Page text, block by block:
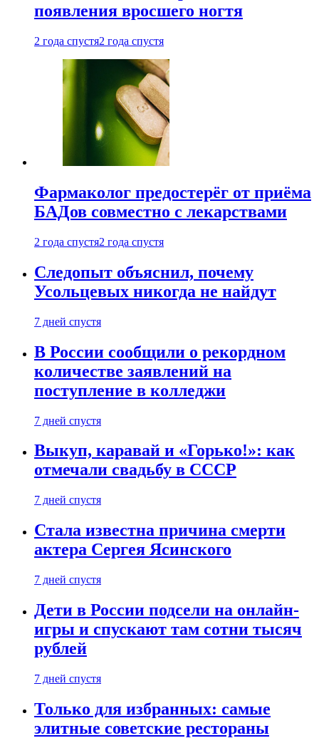
появления вросшего ногтя
2 года спустя2 года спустя
Фармаколог предостерёг от приёма
БАДов совместно с лекарствами
2 года спустя2 года спустя
Следопыт объяснил, почему
Усольцевых никогда не найдут
7 дней спустя
В России сообщили о рекордном
количестве заявлений на
поступление в колледжи
7 дней спустя
Выкуп, каравай и «Горько!»: как
отмечали свадьбу в СССР
7 дней спустя
Стала известна причина смерти
актера Сергея Ясинского
7 дней спустя
Дети в России подсели на онлайн-
игры и спускают там сотни тысяч
рублей
7 дней спустя
Только для избранных: самые
элитные советские рестораны